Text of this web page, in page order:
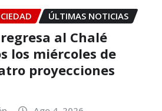
ÚLTIMAS NOTICIAS
al Chalé
los miércoles de
proyecciones